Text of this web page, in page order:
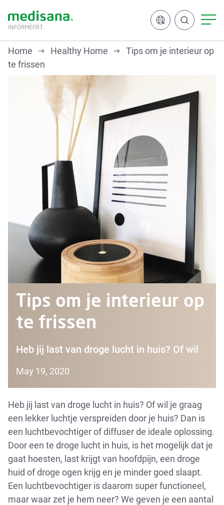
Zoeken
Home Healthy Home
Tips om je interieur op
te frissen
Tips om je interieur op
te frissen
Heb jij last van droge lucht in huis? Of wil
May 19, 2020
Heb jij last van droge lucht in huis? Of wil je graag
een lekker luchtje verspreiden door je huis? Dan is
een luchtbevochtiger of diffuser de ideale oplossing.
Door een te droge lucht in huis, is het mogelijk dat je
gaat hoesten, last krijgt van hoofdpijn, een droge
huid of droge ogen krijg en je minder goed slaapt.
Een luchtbevochtiger is daarom super functioneel,
maar waar zet je hem neer? We geven je een aantal